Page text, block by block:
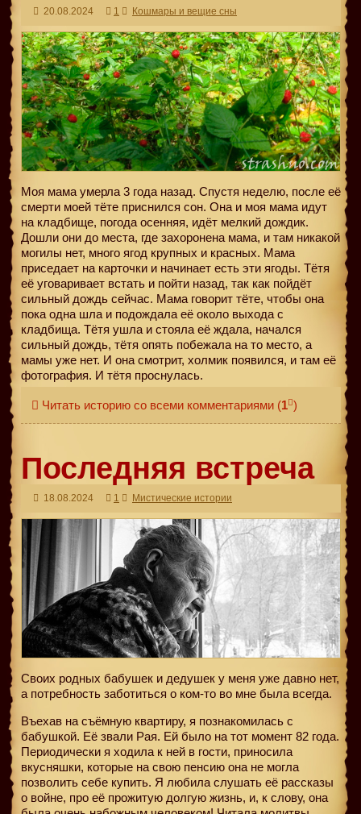
20.08.2024 1 Кошмары и вещие сны
Моя мама умерла 3 года назад. Спустя неделю, после её
смерти моей тёте приснился сон. Она и моя мама идут
на кладбище, погода осенняя, идёт мелкий дождик.
Дошли они до места, где захоронена мама, и там никакой
могилы нет, много ягод крупных и красных. Мама
приседает на карточки и начинает есть эти ягоды. Тётя
еë уговаривает встать и пойти назад, так как пойдёт
сильный дождь сейчас. Мама говорит тёте, чтобы она
пока одна шла и подождала еë около выхода с
кладбища. Тётя ушла и стояла еë ждала, начался
сильный дождь, тётя опять побежала на то место, а
мамы уже нет. И она смотрит, холмик появился, и там еë
фотография. И тётя проснулась.
Читать историю со всеми комментариями (1 )
Последняя встреча
18.08.2024 1 Мистические истории
Своих родных бабушек и дедушек у меня уже давно нет,
а потребность заботиться о ком-то во мне была всегда.
Въехав на съёмную квартиру, я познакомилась с
бабушкой. Её звали Рая. Ей было на тот момент 82 года.
Периодически я ходила к ней в гости, приносила
вкусняшки, которые на свою пенсию она не могла
позволить себе купить. Я любила слушать её рассказы
о войне, про её прожитую долгую жизнь, и, к слову, она